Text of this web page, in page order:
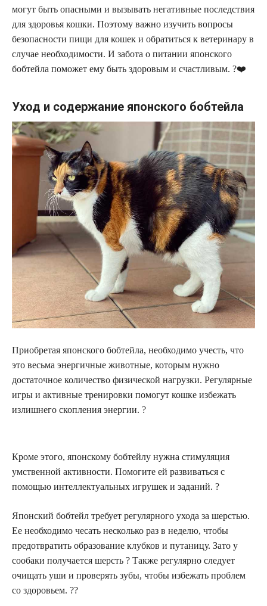
могут быть опасными и вызывать негативные последствия
для здоровья кошки. Поэтому важно изучить вопросы
безопасности пищи для кошек и обратиться к ветеринару в
случае необходимости. И забота о питании японского
бобтейла поможет ему быть здоровым и счастливым. ?❤️
Уход и содержание японского бобтейла
Приобретая японского бобтейла, необходимо учесть, что
это весьма энергичные животные, которым нужно
достаточное количество физической нагрузки. Регулярные
игры и активные тренировки помогут кошке избежать
излишнего скопления энергии. ?
Кроме этого, японскому бобтейлу нужна стимуляция
умственной активности. Помогите ей развиваться с
помощью интеллектуальных игрушек и заданий. ?
Японский бобтейл требует регулярного ухода за шерстью.
Ее необходимо чесать несколько раз в неделю, чтобы
предотвратить образование клубков и путаницу. Зато у
сообаки получается шерсть ? Также регулярно следует
очищать уши и проверять зубы, чтобы избежать проблем
со здоровьем. ??